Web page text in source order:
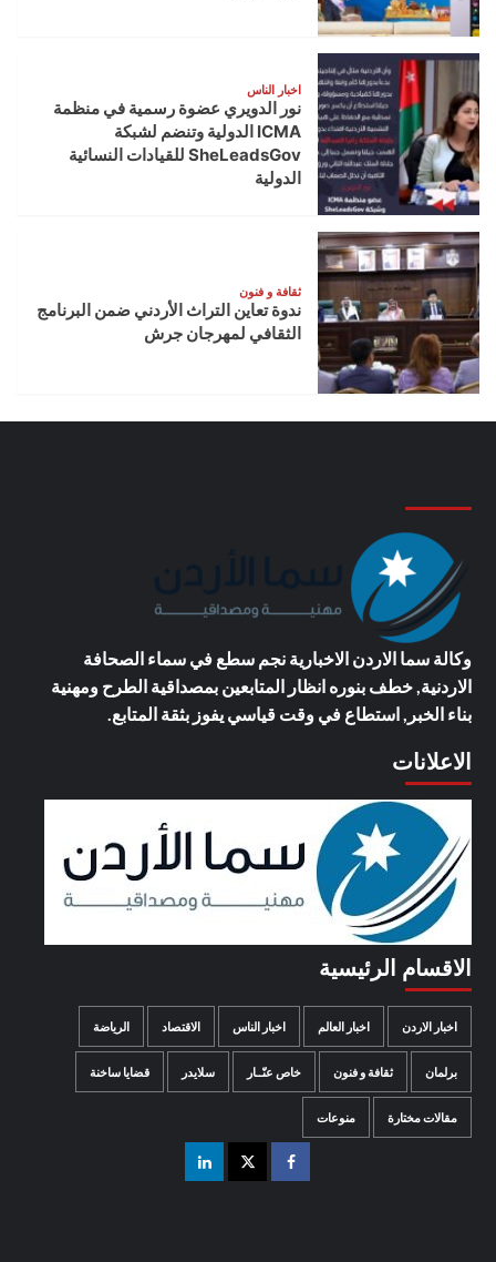
اخبار الناس
نور الدويري عضوة رسمية في منظمة
ICMA الدولية وتنضم لشبكة
SheLeadsGov للقيادات النسائية
الدولية
ثقافة و فنون
ندوة تعاين التراث الأردني ضمن البرنامج
الثقافي لمهرجان جرش
وكالة سما الاردن الاخباريةنجم سطع في سماء الصحافة
الاردنية, خطف بنوره انظار المتابعين بمصداقية الطرح ومهنية
بناء الخبر, استطاع في وقت قياسي يفوز بثقة المتابع.
الاعلانات
الاقسام الرئيسية
اخبار الاردن اخبار العالم اخبار الناس الاقتصاد الرياضة
برلمان ثقافة و فنون خاص عنّــار سلايدر قضايا ساخنة
مقالات مختارة منوعات